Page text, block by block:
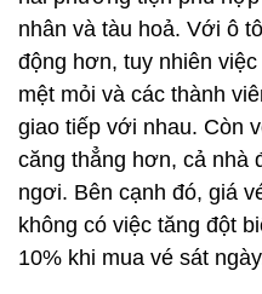
nhân và tàu hoả. Với ô
động hơn, tuy nhiên
mệt mỏi và các thành
giao tiếp với nhau. Còn
căng thẳng hơn, cả nhà
ngơi. Bên cạnh đó, giá
không có việc tăng đột
10% khi mua vé sát